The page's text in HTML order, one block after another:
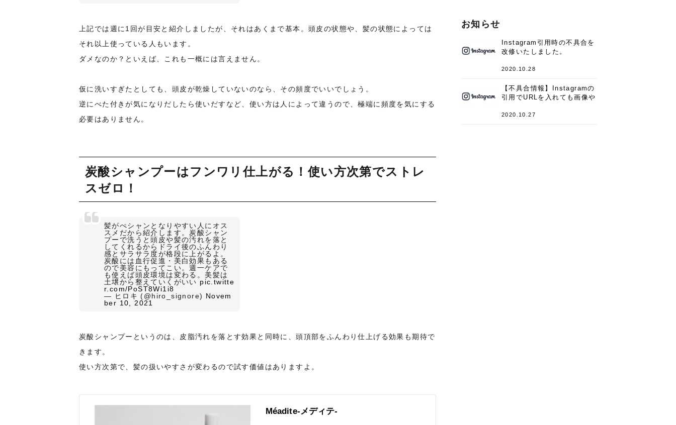
上記では週に1回が目安と紹介しましたが、それはあくまで基本。頭皮の状態や、髪の状態によっては
それ以上使っている人もいます。
ダメなのか？といえば、これも一概には言えません。
仮に洗いすぎたとしても、頭皮が乾燥していないのなら、その頻度でいいでしょう。
逆にべた付きが気になりだしたら使いだすなど、使い方は人によって違うので、極端に頻度を気にする
必要はありません。
炭酸シャンプーはフンワリ仕上がる！使い方次第でストレ
スゼロ！
髪がぺシャンとなりやすい人にオス
スメだから紹介します。炭酸シャン
プーで洗うと頭皮や髪の汚れを落と
してくれるからドライ後のふんわり
感とサラサラ度が格段に上がるよ。
炭酸には血行促進・美白効果もある
ので美容にもってこい。週一ケアで
も使えば頭皮環境は変わる。美髪は
土壌から整えていくがいい pic.twitte
r.com/PoST8Wi1i8
— ヒロキ (@hiro_signore) Novem
ber 10, 2021
炭酸シャンプーというのは、皮脂汚れを落とす効果と同時に、頭頂部をふんわり仕上げる効果も期待で
きます。
使い方次第で、髪の扱いやすさが変わるので試す価値はありますよ。
Méadite-メディテ-
お知らせ
Instagram引用時の不具合を
改修いたしました。
2020.10.28
【不具合情報】Instagramの
引用でURLを入れても画像や
件
2020.10.27